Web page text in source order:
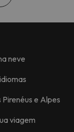
neve
e Alpes
viagem